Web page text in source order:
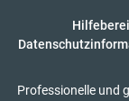
Professionelle und